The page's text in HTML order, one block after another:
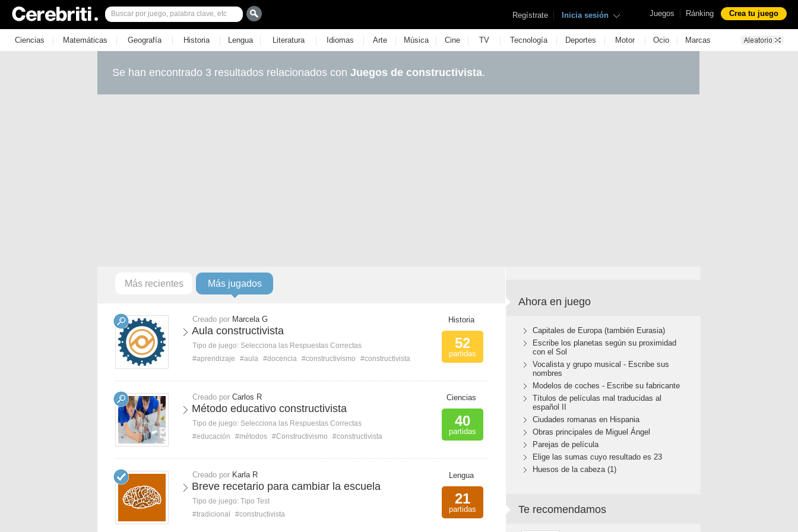
Juegos | Ránking Crea tu juego
Regístrate | Inicia sesión
Ciencias | Matemáticas | Geografía | Historia | Lengua | Literatura | Idiomas | Arte | Música | Cine | TV | Tecnología | Deportes | Motor | Ocio | Marcas
Se han encontrado 3 resultados relacionados con Juegos de constructivista.
Más recientes Más jugados
Creado por Marcela G
Aula constructivista
Tipo de juego: Selecciona las Respuestas Correctas
#aprendizaje
#aula #docencia #constructivismo #constructivista
Historia
52
partidas
Creado por Carlos R
Método educativo constructivista
Tipo de juego: Selecciona las Respuestas Correctas
#educación
#métodos #Constructivismo #constructivista
Ciencias
40
partidas
Creado por Karla R
Breve recetario para cambiar la escuela
Tipo de juego: Tipo Test
#tradicional
#constructivista
Lengua
21
partidas
Ahora en juego
Capitales de Europa (también Eurasia)
Escribe los planetas según su proximidad
con el Sol
Vocalista y grupo musical - Escribe sus
nombres
Modelos de coches - Escribe su fabricante
Títulos de películas mal traducidas al
español II
Ciudades romanas en Hispania
Obras principales de Miguel Ángel
Parejas de película
Elige las sumas cuyo resultado es 23
Huesos de la cabeza (1)
Te recomendamos